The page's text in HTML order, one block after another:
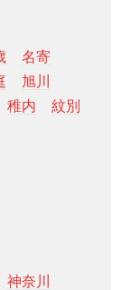
名寄
旭川
稚内
紋別
神奈川